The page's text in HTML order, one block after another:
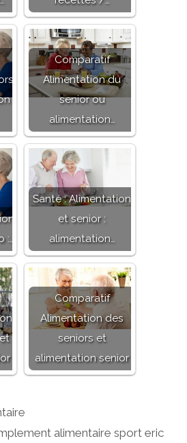
Comparatif
Alimentation du
senior ou
alimentation…
Santé : Alimentation
et senior :
alimentation…
Comparatif
Alimentation des
seniors et
alimentation senior
alimentaire sport eric